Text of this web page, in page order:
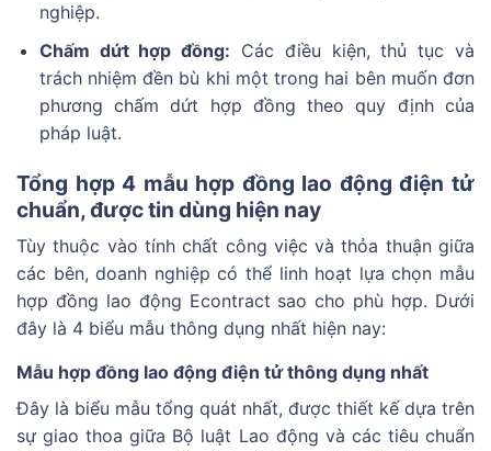
nghiệp.
Chấm dứt hợp đồng: Các điều kiện, thủ tục và
trách nhiệm đền bù khi một trong hai bên muốn đơn
phương chấm dứt hợp đồng theo quy định của
pháp luật.
Tổng hợp 4 mẫu hợp đồng lao động điện tử
chuẩn, được tin dùng hiện nay
Tùy thuộc vào tính chất công việc và thỏa thuận giữa
các bên, doanh nghiệp có thể linh hoạt lựa chọn mẫu
hợp đồng lao động Econtract sao cho phù hợp. Dưới
đây là 4 biểu mẫu thông dụng nhất hiện nay:
Mẫu hợp đồng lao động điện tử thông dụng nhất
Đây là biểu mẫu tổng quát nhất, được thiết kế dựa trên
sự giao thoa giữa Bộ luật Lao động và các tiêu chuẩn